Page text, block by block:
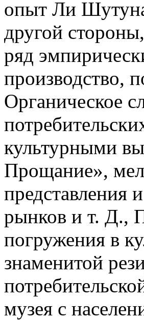
опыт Ли
другой
ряд
производство,
Органическое
культурными
Прощание»,
представления
рынков и т. Д.,
погружения в
знаменитой
музея с